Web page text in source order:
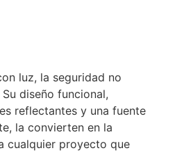
luz, la seguridad no
diseño funcional,
reflectantes y una fuente
la convierten en la
cualquier proyecto que